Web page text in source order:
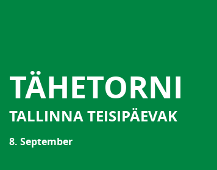
TÄHETORNI
TALLINNA TEISIPÄEVAK
8. September